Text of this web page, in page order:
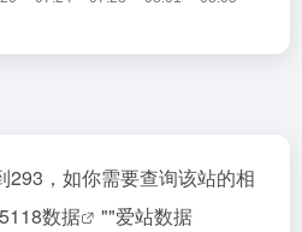
293，如你需要查询该站的相
5118数据 ""爱站数据